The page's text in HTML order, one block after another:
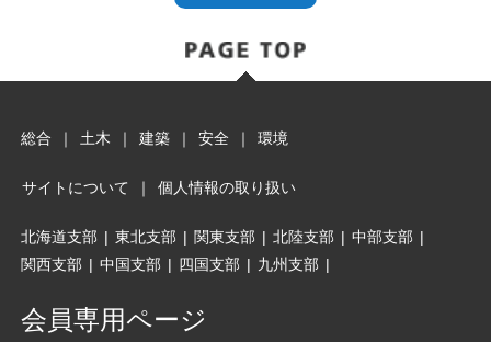
総合 ｜ 土木 ｜ 建築 ｜ 安全 ｜ 環境
サイトについて ｜ 個人情報の取り扱い
北海道支部 | 東北支部 | 関東支部 | 北陸支部 | 中部支部 |
関西支部 | 中国支部 | 四国支部 | 九州支部 |
会員専用ページ